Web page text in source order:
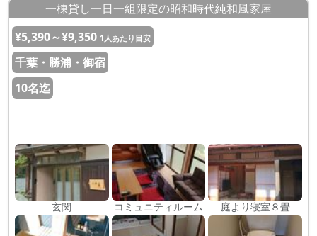
一棟貸し一日一組限定の昭和時代純和風家屋
¥5,390～¥9,350 1人あたり目安
千葉・勝浦・御宿
10名迄
玄関 コミュニティルーム 庭より寝室８畳